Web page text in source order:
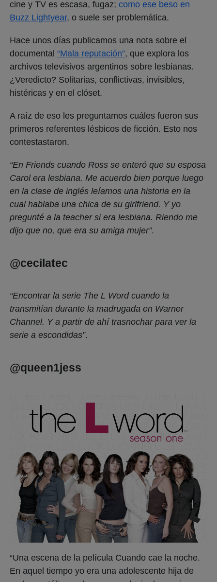
cine y TV es escasa, fugaz; como ese beso en
Buzz Lightyear, o suele ser problemática.
Hace unos días publicamos una nota sobre el
documental “Mala reputación”, que explora los
archivos televisivos argentinos sobre lesbianas.
¿Veredicto? Solitarias, conflictivas, invisibles,
histéricas y en el clóset.
A raíz de eso les preguntamos cuáles fueron sus
primeros referentes lésbicos de ficción. Esto nos
contestastaron.
“En Friends cuando Ross se enteró que su esposa
Carol era lesbiana. Me acuerdo bien porque luego
en la clase de inglés leíamos una historia en la
cual hablaba una chica de su girlfriend. Y yo
pregunté a la teacher si era lesbiana. Riendo me
dijo que no, que era su amiga mujer”.
@cecilatec
“Encontrar la serie The L Word cuando la
transmitían durante la madrugada en Warner
Channel. Y a partir de ahí trasnochar para ver la
serie a escondidas”.
@queen1jess
“Una escena de la película Cuando cae la noche.
En aquel tiempo yo era una adolescente hija de